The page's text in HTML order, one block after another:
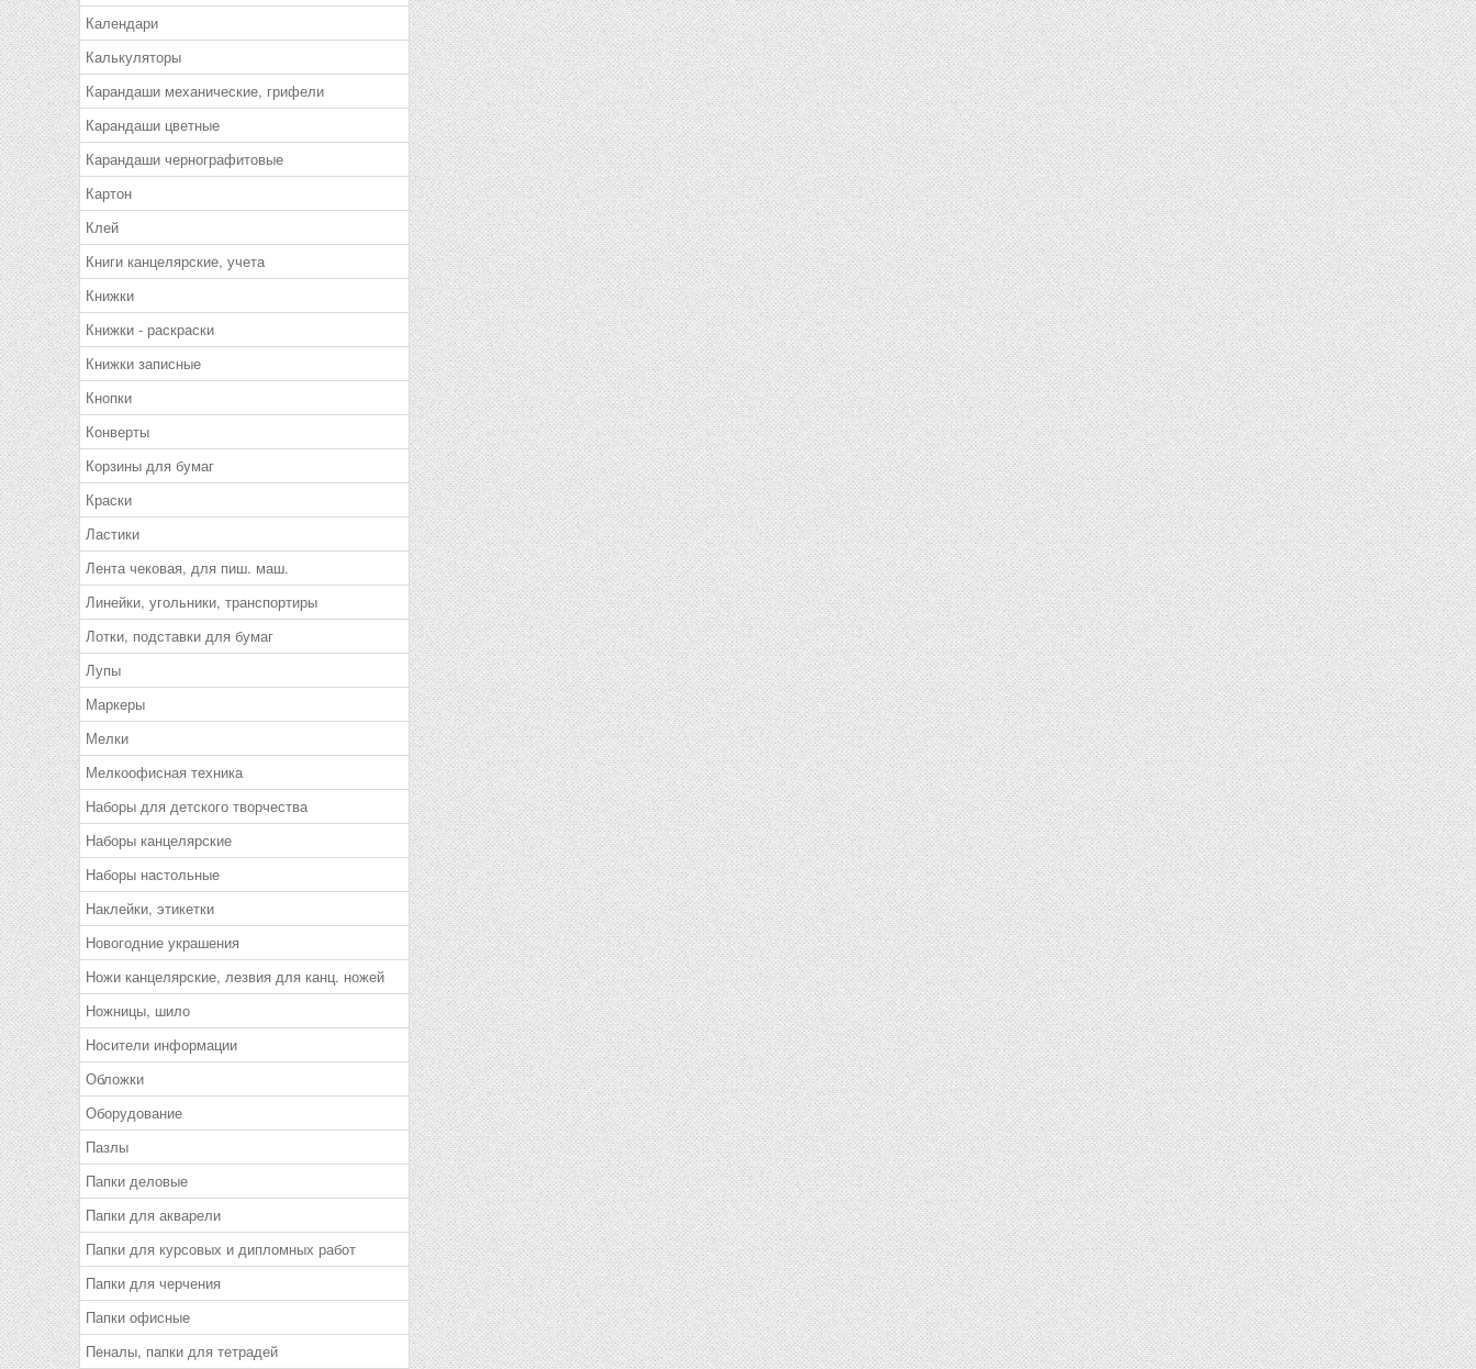
Календари
Калькуляторы
Карандаши механические, грифели
Карандаши цветные
Карандаши чернографитовые
Картон
Клей
Книги канцелярские, учета
Книжки
Книжки - раскраски
Книжки записные
Кнопки
Конверты
Корзины для бумаг
Краски
Ластики
Лента чековая, для пиш. маш.
Линейки, угольники, транспортиры
Лотки, подставки для бумаг
Лупы
Маркеры
Мелки
Мелкоофисная техника
Наборы для детского творчества
Наборы канцелярские
Наборы настольные
Наклейки, этикетки
Новогодние украшения
Ножи канцелярские, лезвия для канц. ножей
Ножницы, шило
Носители информации
Обложки
Оборудование
Пазлы
Папки деловые
Папки для акварели
Папки для курсовых и дипломных работ
Папки для черчения
Папки офисные
Пеналы, папки для тетрадей